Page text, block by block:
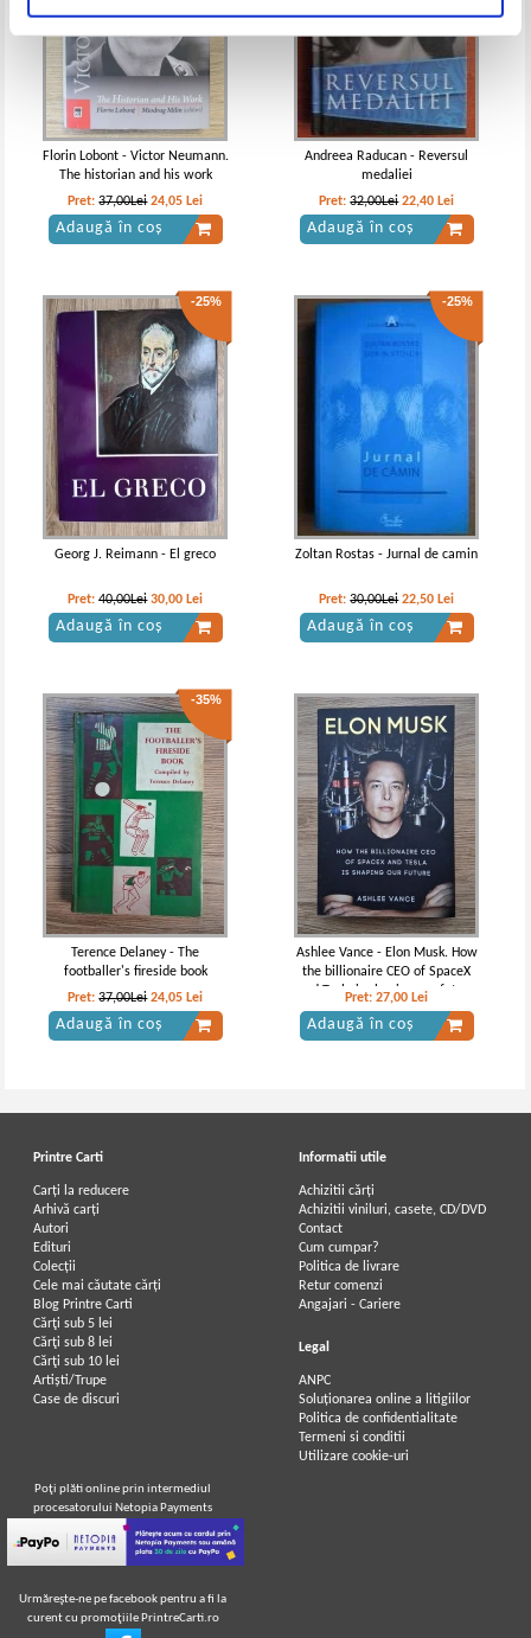
Florin Lobont - Victor Neumann.
The historian and his work
Pret:37,00Lei 24,05 Lei
Adaugă în coș
Andreea Raducan - Reversul
medaliei
Pret:32,00Lei 22,40 Lei
Adaugă în coș
-25%
Georg J. Reimann - El greco
Pret:40,00Lei 30,00 Lei
Adaugă în coș
-25%
Zoltan Rostas - Jurnal de camin
Pret:30,00Lei 22,50 Lei
Adaugă în coș
-35%
Terence Delaney - The
footballer's fireside book
Pret:37,00Lei 24,05 Lei
Adaugă în coș
Ashlee Vance - Elon Musk. How
the billionaire CEO of SpaceX
and Tesla is shaping our future
Pret:27,00 Lei
Adaugă în coș
Printre Carti
Carți la reducere
Arhivă carți
Autori
Edituri
Colecții
Cele mai căutate cărți
Blog Printre Carti
Cărţi sub 5 lei
Cărţi sub 8 lei
Cărţi sub 10 lei
Artiști/Trupe
Case de discuri
Informatii utile
Achizitii cărți
Achizitii viniluri, casete, CD/DVD
Contact
Cum cumpar?
Politica de livrare
Retur comenzi
Angajari - Cariere
Legal
ANPC
Soluționarea online a litigiilor
Politica de confidentialitate
Termeni si conditii
Utilizare cookie-uri
Poţi plăti online prin intermediul
procesatorului Netopia Payments
Urmăreşte-ne pe facebook pentru a fi la
curent cu promoţiile PrintreCarti.ro